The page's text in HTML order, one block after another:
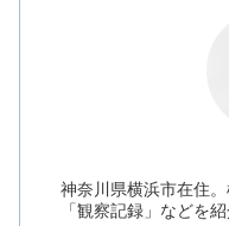
神奈川県横浜市在住
「観察記録」などを